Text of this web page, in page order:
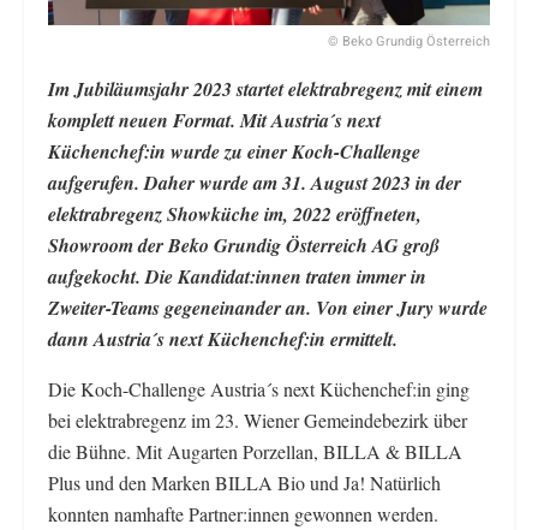
© Beko Grundig Österreich
Im Jubiläumsjahr 2023 startet elektrabregenz mit einem
komplett neuen Format. Mit Austria´s next
Küchenchef:in wurde zu einer Koch-Challenge
aufgerufen. Daher wurde am 31. August 2023 in der
elektrabregenz Showküche im, 2022 eröffneten,
Showroom der Beko Grundig Österreich AG groß
aufgekocht. Die Kandidat:innen traten immer in
Zweiter-Teams gegeneinander an. Von einer Jury wurde
dann Austria´s next Küchenchef:in ermittelt.
Die Koch-Challenge Austria´s next Küchenchef:in ging
bei elektrabregenz im 23. Wiener Gemeindebezirk über
die Bühne. Mit Augarten Porzellan, BILLA & BILLA
Plus und den Marken BILLA Bio und Ja! Natürlich
konnten namhafte Partner:innen gewonnen werden.